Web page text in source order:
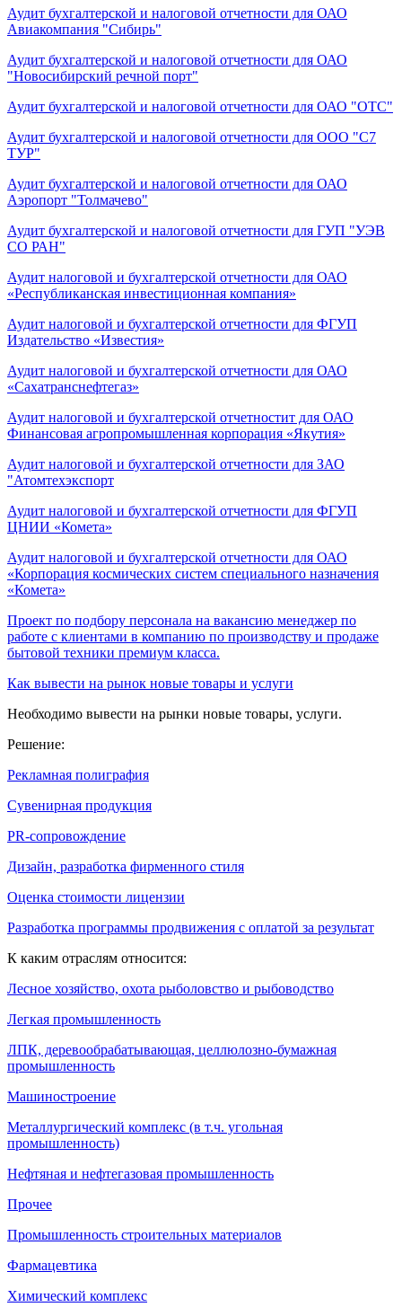
Аудит бухгалтерской и налоговой отчетности для ОАО
Авиакомпания "Сибирь"
Аудит бухгалтерской и налоговой отчетности для ОАО
"Новосибирский речной порт"
Аудит бухгалтерской и налоговой отчетности для ОАО "ОТС"
Аудит бухгалтерской и налоговой отчетности для ООО "С7
ТУР"
Аудит бухгалтерской и налоговой отчетности для ОАО
Аэропорт "Толмачево"
Аудит бухгалтерской и налоговой отчетности для ГУП "УЭВ
СО РАН"
Аудит налоговой и бухгалтерской отчетности для ОАО
«Республиканская инвестиционная компания»
Аудит налоговой и бухгалтерской отчетности для ФГУП
Издательство «Известия»
Аудит налоговой и бухгалтерской отчетности для ОАО
«Сахатранснефтегаз»
Аудит налоговой и бухгалтерской отчетностит для ОАО
Финансовая агропромышленная корпорация «Якутия»
Аудит налоговой и бухгалтерской отчетности для ЗАО
"Атомтехэкспорт
Аудит налоговой и бухгалтерской отчетности для ФГУП
ЦНИИ «Комета»
Аудит налоговой и бухгалтерской отчетности для ОАО
«Корпорация космических систем специального назначения
«Комета»
Проект по подбору персонала на вакансию менеджер по
работе с клиентами в компанию по производству и продаже
бытовой техники премиум класса.
Как вывести на рынок новые товары и услуги
Необходимо вывести на рынки новые товары, услуги.
Решение:
Рекламная полиграфия
Сувенирная продукция
PR-сопровождение
Дизайн, разработка фирменного стиля
Оценка стоимости лицензии
Разработка программы продвижения с оплатой за результат
К каким отраслям относится:
Лесное хозяйство, охота рыболовство и рыбоводство
Легкая промышленность
ЛПК, деревообрабатывающая, целлюлозно-бумажная
промышленность
Машиностроение
Металлургический комплекс (в т.ч. угольная
промышленность)
Нефтяная и нефтегазовая промышленность
Прочее
Промышленность строительных материалов
Фармацевтика
Химический комплекс